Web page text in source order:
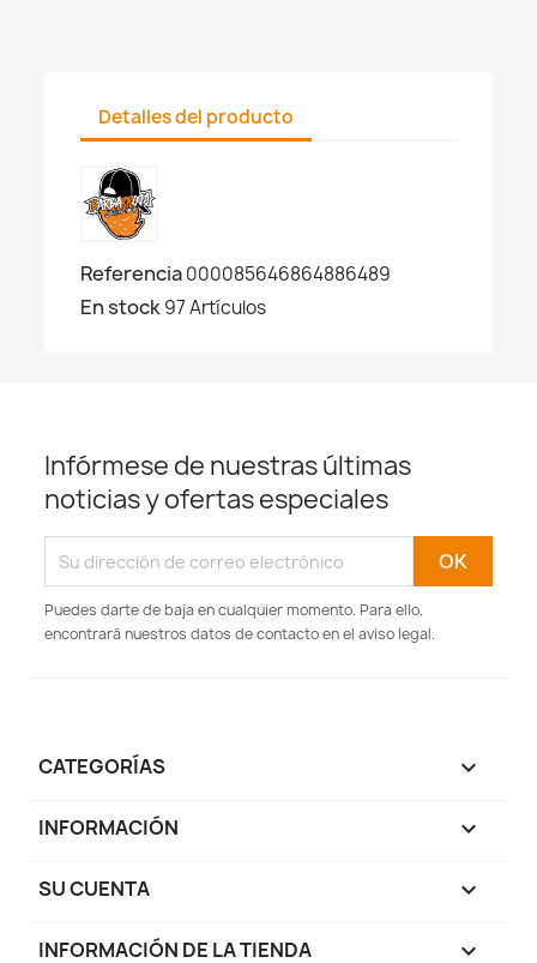
Detalles del producto
Referencia000085646864886489
En stock97 Artículos
Infórmese de nuestras últimas
noticias y ofertas especiales
Puedes darte de baja en cualquier momento. Para ello,
encontrará nuestros datos de contacto en el aviso legal.
CATEGORÍAS 
INFORMACIÓN 
SU CUENTA 
INFORMACIÓN DE LA TIENDA keyboard_arrow_down